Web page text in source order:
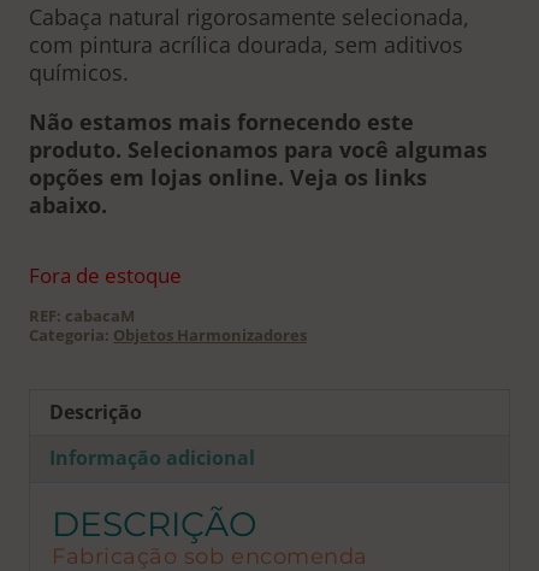
Cabaça natural rigorosamente selecionada,
com pintura acrílica dourada, sem aditivos
químicos.
Não estamos mais fornecendo este
produto. Selecionamos para você algumas
opções em lojas online. Veja os links
abaixo.
Fora de estoque
REF: cabacaM
Categoria: Objetos Harmonizadores
Descrição
Informação adicional
DESCRIÇÃO
Fabricação sob encomenda